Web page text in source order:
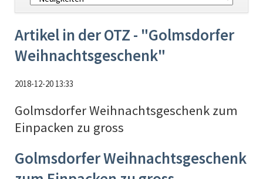
überspringen
Artikel in der OTZ - "Golmsdorfer
Weihnachtsgeschenk"
2018-12-20 13:33
Golmsdorfer Weihnachtsgeschenk zum
Einpacken zu gross
Golmsdorfer Weihnachtsgeschenk